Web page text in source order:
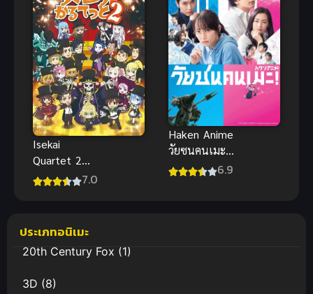
Isekai
Quartet 2
ภาค 2
7.0
Haken Anime
วัยซนคนเมะ
ซับไทย แฉ6.9
ประเภทอนิเมะ
20th Century Fox(1)
3D (8)